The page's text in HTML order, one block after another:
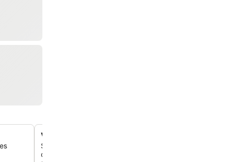
Variedad de opciones gastronómicas internacionales
Saborea comidas ilimitadas en restaurantes temáticos
de inspiración amazónica, el auténtico Tiki Taco y el